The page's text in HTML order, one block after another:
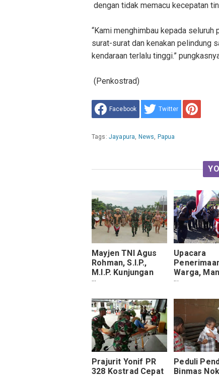
dengan tidak memacu kecepatan
“Kami menghimbau kepada
surat-surat dan kenakan pelindung
kendaraan terlalu tinggi.”
(Penkostrad)
Facebook Twitter
Tags: Jayapura, News, Papua
Mayjen TNI Agus
Rohman, S.I.P.,
M.I.P. Kunjungan
Kerja ke Satgas
328 Kostrad
Jayapura
Upacara
Warga,
Talengga
Pangkuan
Prajurit Yonif PR
328 Kostrad Cepat
Peduli
Binmas